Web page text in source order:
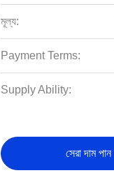
মূল্য:
Payment Terms:
Supply Ability:
সেরা দাম পান